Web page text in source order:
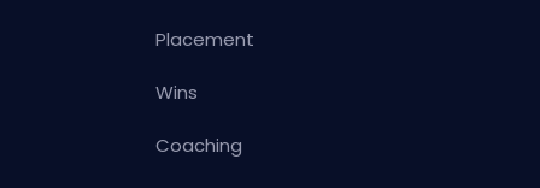
Placement
Wins
Coaching